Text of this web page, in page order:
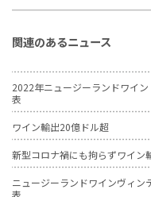
関連のあるニュース
2022年ニュージーランドワイ
表
ワイン輸出20億ドル超
新型コロナ禍にも拘らずワイン
ニュージーランドワインヴィ